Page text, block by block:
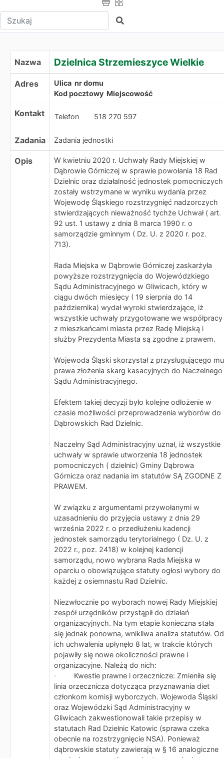
Wpisz tekst do wyszukania Szukaj
Dzielnica Strzemieszyce Wielkie
Nazwa Dzielnica Strzemieszyce Wielkie
Adres
Ulica nr domu
Kod pocztowy Miejscowość
Kontakt Telefon 518 270 597
Zadania Zadania jednostki
Opis
W kwietniu 2020 r. Uchwały Rady Miejskiej w
Dąbrowie Górniczej w sprawie powołania 18 Rad
Dzielnic oraz działalność jednostek pomocniczych
zostały wstrzymane w wyniku wydania przez
Wojewodę Śląskiego rozstrzygnięć nadzorczych
stwierdzających nieważność tychże Uchwał ( art.
92 ust. 1 ustawy z dnia 8 marca 1990 r. o
samorządzie gminnym ( Dz. U. z 2020 r. poz.
713).
Rada Miejska w Dąbrowie Górniczej zaskarżyła
powyższe rozstrzygnięcia do Wojewódzkiego
Sądu Administracyjnego w Gliwicach, który w
ciągu dwóch miesięcy ( 19 sierpnia do 14
października) wydał wyroki stwierdzające, iż
wszystkie uchwały przygotowane we współpracy
z mieszkańcami miasta przez Radę Miejską i
służby Prezydenta Miasta są zgodne z prawem.
Wojewoda Śląski skorzystał z przysługującego mu
prawa złożenia skarg kasacyjnych do Naczelnego
Sądu Administracyjnego.
Efektem takiej decyzji było kolejne odłożenie w
czasie możliwości przeprowadzenia wyborów do
Dąbrowskich Rad Dzielnic.
Naczelny Sąd Administracyjny uznał, iż wszystkie
uchwały w sprawie utworzenia 18 jednostek
pomocniczych ( dzielnic) Gminy Dąbrowa
Górnicza oraz nadania im statutów SĄ ZGODNE Z
PRAWEM.
W związku z argumentami przywołanymi w
uzasadnieniu do przyjęcia ustawy z dnia 29
września 2022 r. o przedłużeniu kadencji
jednostek samorządu terytorialnego ( Dz. U. z
2022 r., poz. 2418) w kolejnej kadencji
samorządu, nowo wybrana Rada Miejska w
oparciu o obowiązujące statuty ogłosi wybory do
każdej z osiemnastu Rad Dzielnic.
Niezwłocznie po wyborach nowej Rady Miejskiej
zespół urzędników przystąpił do działań
organizacyjnych. Na tym etapie konieczna stała
się jednak ponowna, wnikliwa analiza statutów. Od
ich uchwalenia upłynęło 8 lat, w trakcie których
pojawiły się nowe okoliczności prawne i
organizacyjne. Należą do nich:
· Kwestie prawne i orzecznicze: Zmieniła się
linia orzecznicza dotycząca przyznawania diet
członkom komisji wyborczych. Wojewoda Śląski
oraz Wojewódzki Sąd Administracyjny w
Gliwicach zakwestionowali takie przepisy w
statutach Rad Dzielnic Katowic (sprawa czeka
obecnie na rozstrzygnięcie NSA). Ponieważ
dąbrowskie statuty zawierają w § 16 analogiczne